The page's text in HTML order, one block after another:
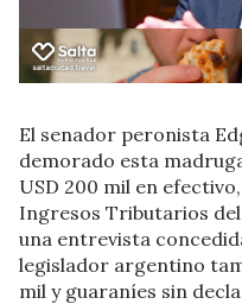
El senador peronista
demorado esta
USD 200 mil en
Ingresos Tributarios
una entrevista
legislador argentino
mil y guaraníes sin